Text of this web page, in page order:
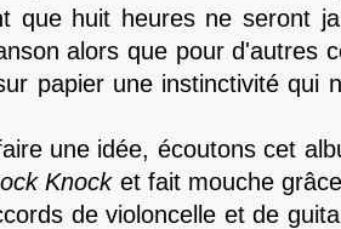
que huit heures ne seront
alors que pour d'autres
papier une instinctivité qui
une idée, écoutons cet
Knocket fait mouche
de violoncelle et de